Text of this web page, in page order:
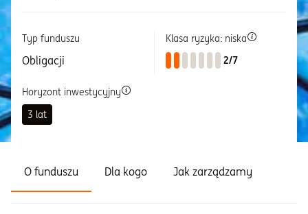
Informacje i dokumenty
O nas
Zaloguj
Typ funduszu
Obligacji
Klasa ryzyka: niska
2/7
Horyzont inwestycyjny
3 lat
O funduszu Dla kogo Jak zarządzamy